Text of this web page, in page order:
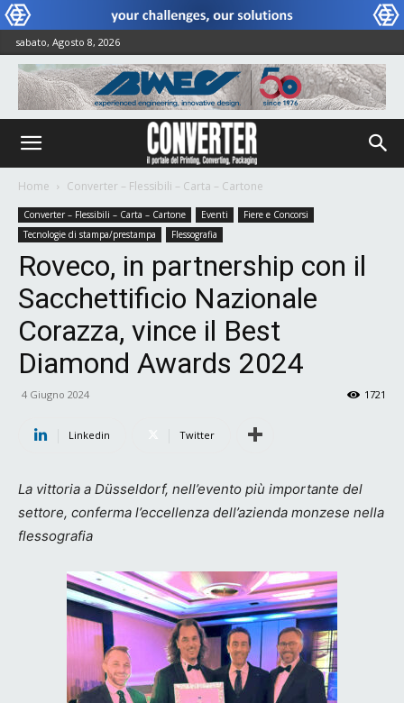
sabato, Agosto 8, 2026
Home Converter – Flessibili – Carta – Cartone
Converter – Flessibili – Carta – Cartone Eventi
Fiere e Concorsi
Tecnologie di stampa/prestampa
Flessografia
Roveco, in partnership con il
Sacchettificio Nazionale
Corazza, vince il Best
Diamond Awards 2024
4 Giugno 2024 1721
Linkedin Twitter
La vittoria a Düsseldorf, nell’evento più importante del
settore, conferma l’eccellenza dell’azienda monzese nella
flessografia